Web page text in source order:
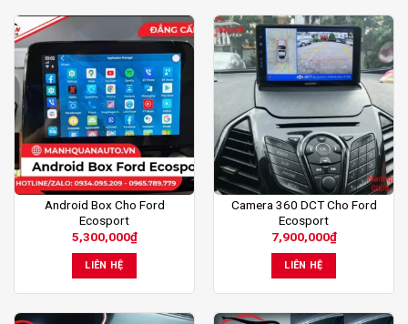
Android Box Cho Ford
Ecosport
5,300,000₫
LIÊN HỆ
Camera 360 DCT Cho Ford
Ecosport
7,900,000₫
LIÊN HỆ